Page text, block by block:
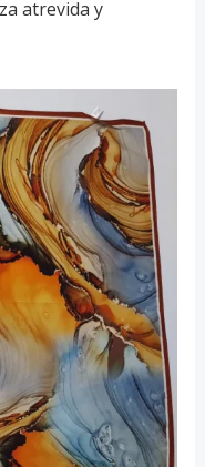
atrevida y